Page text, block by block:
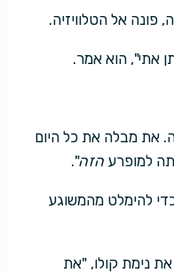
פונה אל הטלוויזיה.
אתי", הוא אמר.
את מבלה את כל היום
למופרע הזה".
להימלט מהמשוגע
נימת קולו, "את